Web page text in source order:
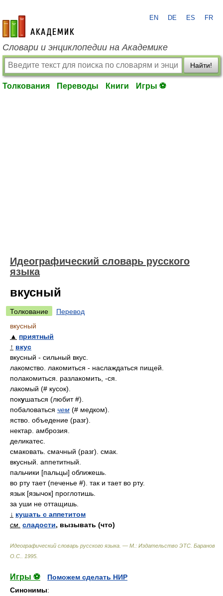
academic.ru
EN DE ES FR
Словари и энциклопедии на Академике
Найти!
Толкования Переводы Книги Игры ⚽
Идеографический словарь русского
языка
вкусный
Толкование
Перевод
вкусный
▲ приятный
↑ вкус
вкусный - сильный вкус.
лакомство. лакомиться - наслаждаться пищей.
полакомиться. разлакомить, -ся.
лакомый (# кусок).
покушаться (любит #).
побаловаться чем (# медком).
яство. объедение (разг).
нектар. амброзия.
деликатес.
смаковать. смачный (разг). смак.
вкусный. аппетитный.
пальчики [пальцы] оближешь.
во рту тает (печенье #). так и тает во рту.
язык [язычок] проглотишь.
за уши не оттащишь.
↓ кушать с аппетитом
см. сладости, вызывать (что)
Идеографический словарь русского языка. — М.: Издательство ЭТС Баранов
О.С.
1995
Игры ⚽
Поможем сделать НИР
Синонимы: